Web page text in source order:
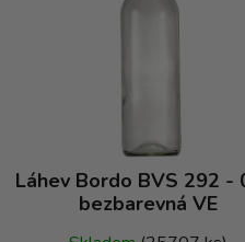
Láhev Bordo BVS 292 -
bezbarevná VE